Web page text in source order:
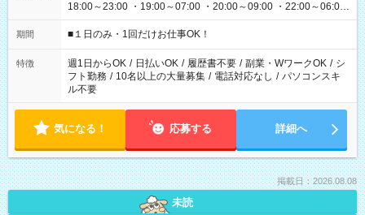
18:00～23:00 ・19:00～07:00 ・20:00～09:00 ・22:00～06:00
etc ★最短で3時間で5,120円のお仕事から 15時間で2万円近く稼
げるお仕事も！ ご希望のお時間に合わせてご紹介！ ※シフトは
ください！
期間 ■１日のみ・1回だけお仕事OK！
特徴 週1日からOK / 日払いOK / 履歴書不要 / 副業・WワークOK / シ
フト勤務 / 10名以上の大量募集 / 電話対応なし / パソコンスキ
ル不要
気になる！ 応募する 詳細へ
掲載日：2026.08.08
未読